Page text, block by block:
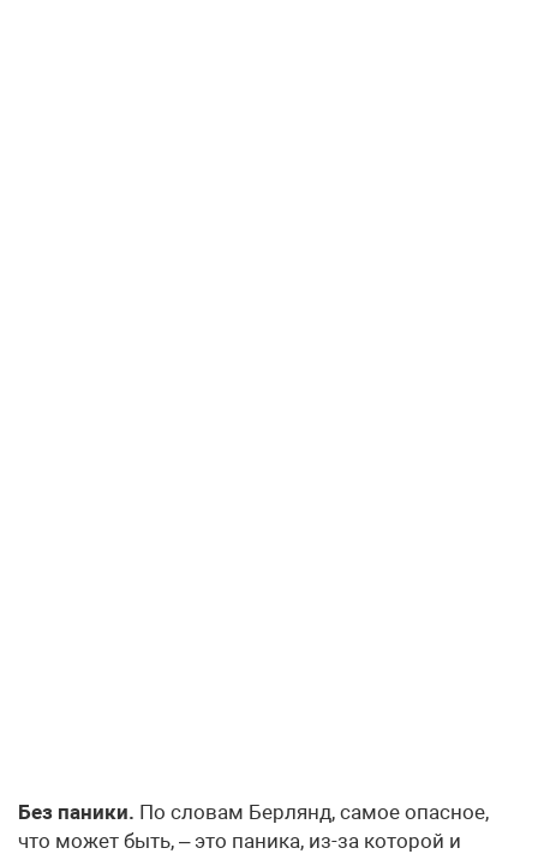
Без паники. По словам Берлянд, самое опасное,
что может быть, – это паника, из-за которой и